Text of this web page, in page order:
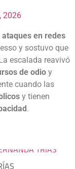
2026
en redes
y sostuvo que
escalada reavivó
de odio y
cuando las
y tienen
.